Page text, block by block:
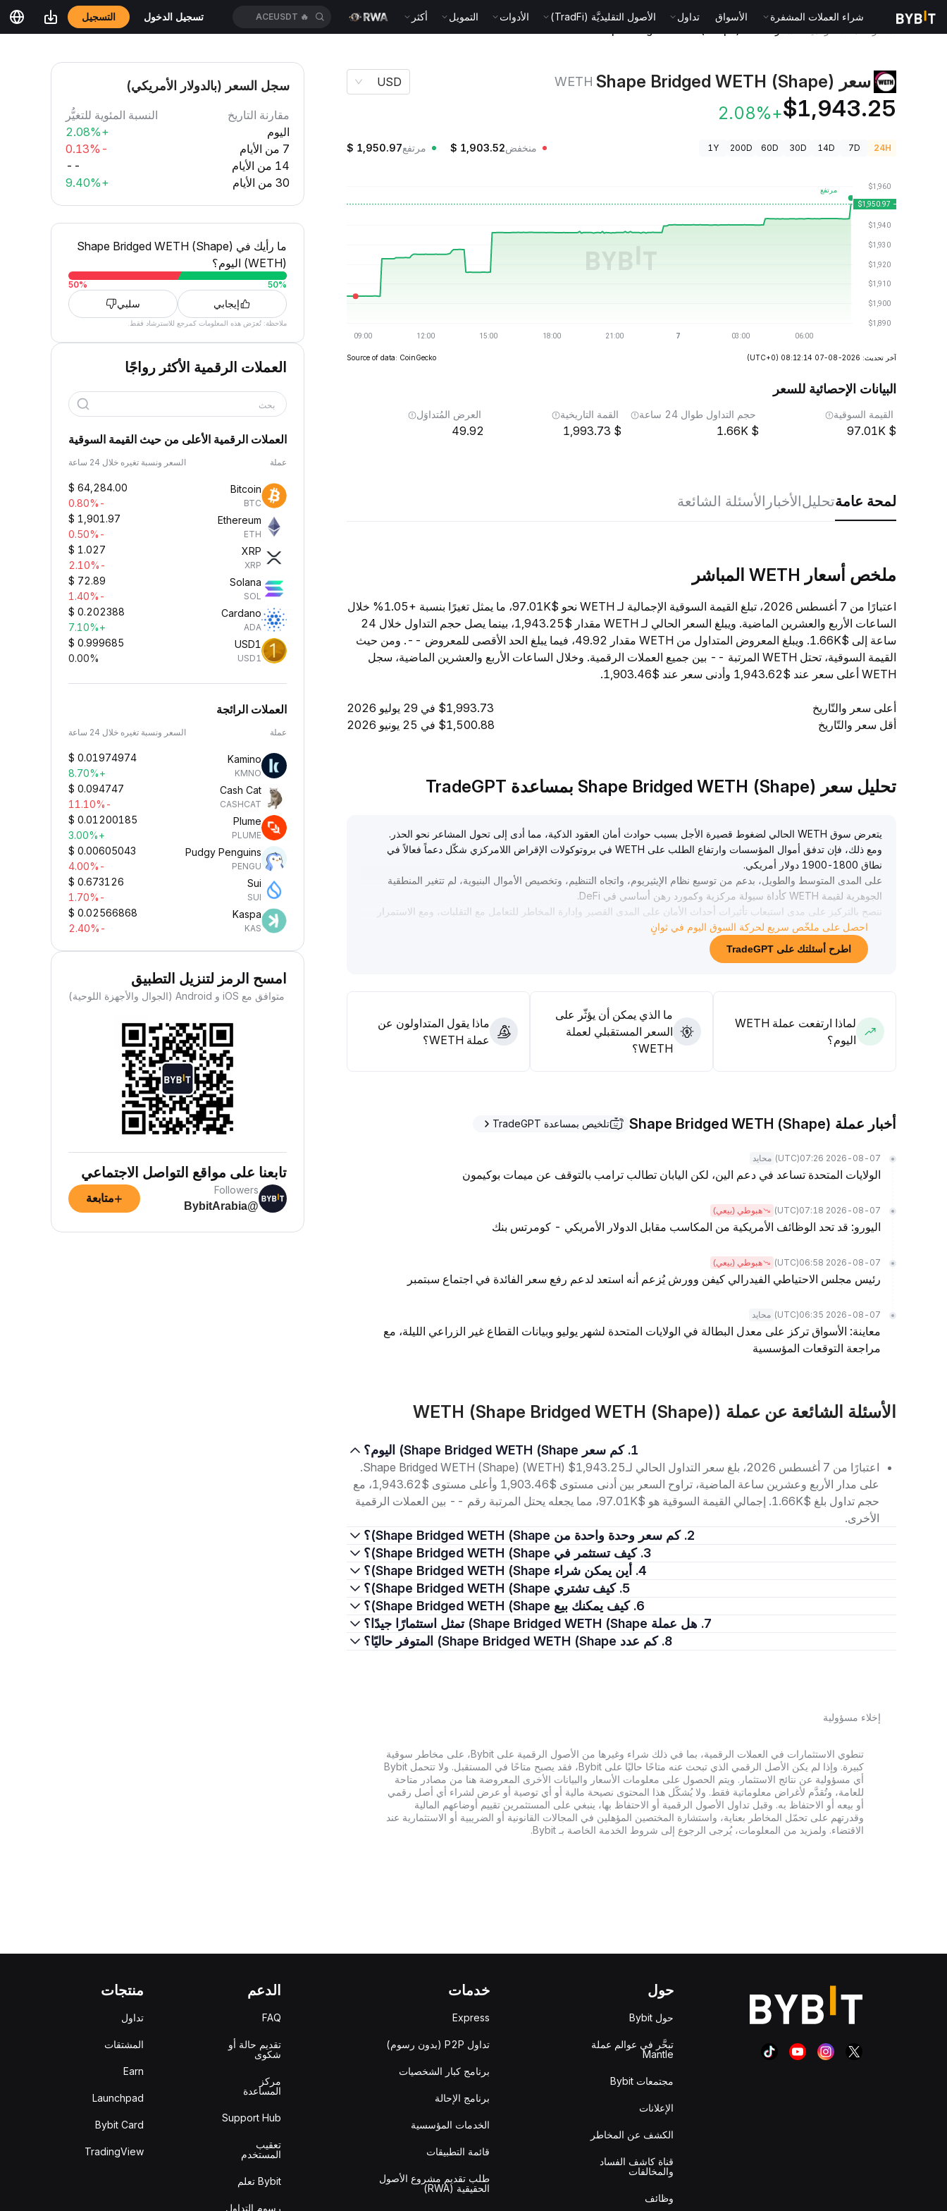
شراء العملات المشفرة الأسواق تداول الأصول التقليديَّة (TradFi) الأدوات التمويل أكثر 🔥
ACEUSDT تسجيل الدخول التسجيل
سعر Shape Bridged WETH (Shape) WETH
$1,943.25
+2.08%
USD
24H
7D
14D
30D
60D
200D
1Y منخفض $ 1,903.52 مرتفع $ 1,950.97
آخر تحديث: 2026-08-07 08:12:14 (UTC+0)
Source of data: CoinGecko
البيانات الإحصائية للسعر
القيمة السوقية
97.01K
حجم التداول طوال 24 ساعة
1.66K
القمة التاريخية
1,993.73
العرض المُتداوَل
49.92
لمحة عامةتحليلالأخبار الأسئلة الشائعة
ملخص أسعار WETH المباشر
اعتبارًا من 7 أغسطس 2026، تبلغ القيمة السوقية الإجمالية لـ WETH نحو $97.01K، ما يمثل تغيرًا بنسبة +1.05% خلال
الساعات الأربع والعشرين الماضية. ويبلغ السعر الحالي لـ WETH مقدار $1,943.25، بينما يصل حجم التداول خلال 24
ساعة إلى $1.66K. ويبلغ المعروض المتداول من WETH مقدار 49.92، فيما يبلغ الحد الأقصى للمعروض --. ومن حيث
القيمة السوقية، تحتل WETH المرتبة -- بين جميع العملات الرقمية. وخلال الساعات الأربع والعشرين الماضية، سجل
WETH أعلى سعر عند $1,943.62 وأدنى سعر عند $1,903.46.
أعلى سعر والتّاريخ
$1,993.73 في 29 يوليو 2026
أقل سعر والتّاريخ
$1,500.88 في 25 يونيو 2026
تحليل سعر Shape Bridged WETH (Shape) بمساعدة TradeGPT
يتعرض سوق WETH الحالي لضغوط قصيرة الأجل بسبب حوادث أمان العقود الذكية، مما أدى إلى تحول المشاعر نحو الحذر
.
ومع ذلك، فإن تدفق أموال المؤسسات وارتفاع الطلب على WETH في بروتوكولات الإقراض اللامركزي شكّل دعماً فعالاً في
نطاق 1800-1900 دولار أمريكي
.
على المدى المتوسط والطويل، بدعم من توسيع نظام الإيثيريوم، واتجاه التنظيم، وتخصيص الأموال البنيوية، لم تتغير المنطقية
الجوهرية لقيمة WETH كأداة سيولة مركزية وكمورد رهن أساسي في DeFi
.
ننصح بالتركيز على مدى استيعاب تأثيرات أحداث الأمان على المدى القصير وإدارة المخاطر للتعامل مع التقلبات، ومع الاستمرار
في التخصيص متوسط إلى طويل الأجل، اغتنم الفرص الناتجة عن التدفقات الهيكلية والابتكار داخل نظام DeFi
احصل على ملخّص سريع لحركة السوق اليوم في ثوانٍ
اطرح أسئلتك على TradeGPT
لماذا ارتفعت عملة WETH
اليوم؟
ما الذي يمكن أن يؤثّر على
السعر المستقبلي لعملة
WETH؟
ماذا يقول المتداولون عن
عملة WETH؟
أخبار عملة Shape Bridged WETH (Shape) تلخيص بمساعدة TradeGPT
2026-08-07 07:26
(UTC) محايد
الولايات المتحدة تساعد في دعم الين، لكن اليابان تطالب ترامب بالتوقف عن ميمات بوكيمون
2026-08-07 07:18
(UTC) هبوطي (بيعي)
اليورو: قد تحد الوظائف الأمريكية من المكاسب مقابل الدولار الأمريكي - كومرتس بنك
2026-08-07 06:58
(UTC) هبوطي (بيعي)
رئيس مجلس الاحتياطي الفيدرالي كيفن وورش يُزعم أنه استعد لدعم رفع سعر الفائدة في اجتماع سبتمبر
2026-08-07 06:35
(UTC) محايد
معاينة: الأسواق تركز على معدل البطالة في الولايات المتحدة لشهر يوليو وبيانات القطاع غير الزراعي الليلة، مع
مراجعة التوقعات المؤسسية
الأسئلة الشائعة عن عملة WETH (Shape Bridged WETH (Shape))
1. كم سعر Shape Bridged WETH (Shape) اليوم؟
اعتبارًا من 7 أغسطس 2026، بلغ سعر التداول الحالي لـShape Bridged WETH (Shape) (WETH) $1,943.25.
على مدار الأربع وعشرين ساعة الماضية، تراوح السعر بين أدنى مستوى $1,903.46 وأعلى مستوى $1,943.62، مع
حجم تداول بلغ $1.66K. إجمالي القيمة السوقية هو $97.01K، مما يجعله يحتل المرتبة رقم -- بين العملات الرقمية
الأخرى.
2. كم سعر وحدة واحدة من Shape Bridged WETH (Shape)؟
3. كيف تستثمر في Shape Bridged WETH (Shape)؟
4. أين يمكن شراء Shape Bridged WETH (Shape)؟
5. كيف تشتري Shape Bridged WETH (Shape)؟
6. كيف يمكنك بيع Shape Bridged WETH (Shape)؟
7. هل عملة Shape Bridged WETH (Shape) تمثل استثمارًا جيدًا؟
8. كم عدد Shape Bridged WETH (Shape) المتوفر حاليًا؟
إخلاء مسؤولية
تنطوي الاستثمارات في العملات الرقمية، بما في ذلك شراء وغيرها من الأصول الرقمية على Bybit، على مخاطر سوقية
كبيرة. وإذا لم يكن الأصل الرقمي الذي تبحث عنه متاحًا حاليًا على Bybit، فقد يصبح متاحًا في المستقبل. ولا تتحمل Bybit
أي مسؤولية عن نتائج الاستثمار. ويتم الحصول على معلومات الأسعار والبيانات الأخرى المعروضة هنا من مصادر متاحة
للعامة، وتُقدَّم لأغراض معلوماتية فقط. ولا يُشكّل هذا المحتوى نصيحة مالية أو أي توصية أو عرض لشراء أي أصل رقمي
أو بيعه أو الاحتفاظ به. وقبل تداول الأصول الرقمية أو الاحتفاظ بها، ينبغي على المستثمرين تقييم أوضاعهم المالية
وقدرتهم على تحمّل المخاطر بعناية، واستشارة المختصين المؤهلين في المجالات القانونية أو الضريبية أو الاستثمارية عند
الاقتضاء. ولمزيد من المعلومات، يُرجى الرجوع إلى شروط الخدمة الخاصة بـ Bybit.
سجل السعر (بالدولار الأمريكي)
مقارنة التاريخ
النسبة المئوية للتغيُّر
اليوم
+2.08%
7 من الأيام
-0.13%
14 من الأيام
--
30 من الأيام
+9.40%
ما رأيك في Shape Bridged WETH (Shape)
(WETH) اليوم؟
50%
50%
إيجابي سلبي
ملاحظة: تُعرَض هذه المعلومات كمرجع للاسترشاد فقط.
العملات الرقمية الأكثر رواجًا
بحث
العملات الرقمية الأعلى من حيث القيمة السوقية
عملة السعر ونسبة تغيره خلال 24 ساعة
Bitcoin
BTC
$ 64,284.00
-0.80%
Ethereum
ETH
$ 1,901.97
-0.50%
XRP
XRP
$ 1.027
-2.10%
Solana
SOL
$ 72.89
-1.40%
Cardano
ADA
$ 0.202388
+7.10%
USD1
USD1
$ 0.999685
0.00%
العملات الرائجة
عملة السعر ونسبة تغيره خلال 24 ساعة
Kamino
KMNO
$ 0.01974974
+8.70%
Cash Cat
CASHCAT
$ 0.094747
-11.10%
Plume
PLUME
$ 0.01200185
+3.00%
Pudgy Penguins
PENGU
$ 0.00605043
-4.00%
Sui
SUI
$ 0.673126
-1.70%
Kaspa
KAS
$ 0.02566868
-2.40%
امسح الرمز لتنزيل التطبيق
متوافق مع iOS و Android (الجوال والأجهزة اللوحية)
تابعنا على مواقع التواصل الاجتماعي
Followers
@BybitArabia
+متابعة
حول
حول Bybit
تبحَّر في عوالم عملة
Mantle
مجتمعات Bybit
الإعلانات
الكشف عن المخاطر
قناة كاشف الفساد
والمخالفات
وظائف
خدمات
Express
تداول P2P (بدون رسوم)
برنامج كبار الشخصيات
برنامج الإحالة
الخدمات المؤسسية
قائمة التطبيقات
طلب تقديم مشروع الأصول
الحقيقية (RWA)
الدعم
FAQ
تقديم حالة أو
شكوى
مركز
المساعدة
Support Hub
تعقيب
المستخدم
Bybit تعلم
رسوم التداول
منتجات
تداول
المشتقات
Earn
Launchpad
Bybit Card
TradingView